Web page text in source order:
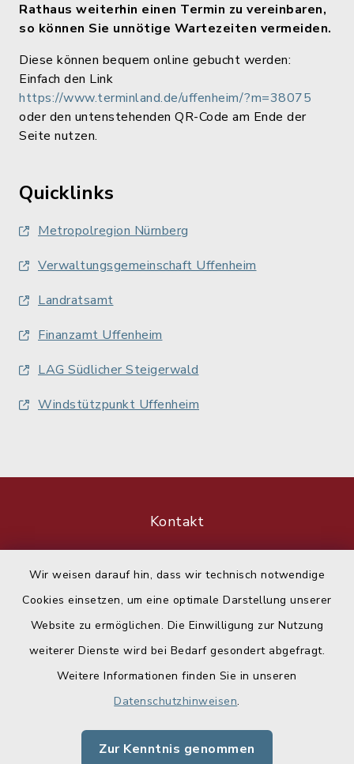
Wir weisen darauf hin, dass wir technisch notwendige
Cookies einsetzen, um eine optimale Darstellung unserer
Website zu ermöglichen. Die Einwilligung zur Nutzung
weiterer Dienste wird bei Bedarf gesondert abgefragt.
Weitere Informationen finden Sie in unseren
Datenschutzhinweisen.
Zur Kenntnis genommen
Rathaus weiterhin einen Termin zu vereinbaren,
so können Sie unnötige Wartezeiten vermeiden.
Diese können bequem online gebucht werden:
Einfach den Link
https://www.terminland.de/uffenheim/?m=38075
oder den untenstehenden QR-Code am Ende der
Seite nutzen.
Quicklinks
Metropolregion Nürnberg
Verwaltungsgemeinschaft Uffenheim
Landratsamt
Finanzamt Uffenheim
LAG Südlicher Steigerwald
Windstützpunkt Uffenheim
Kontakt
Datenschutz
Impressum
Sitemap
Cookie-Einstellungen